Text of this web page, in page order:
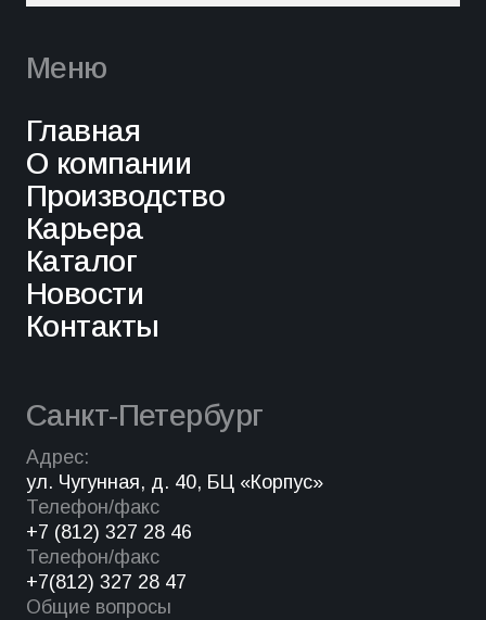
ОТПРАВИТЬ
Меню
Главная
О компании
Производство
Карьера
Каталог
Новости
Контакты
Санкт-Петербург
Адрес:
ул. Чугунная, д. 40, БЦ «Корпус»
Телефон/факс
+7 (812) 327 28 46
Телефон/факс
+7(812) 327 28 47
Общие вопросы